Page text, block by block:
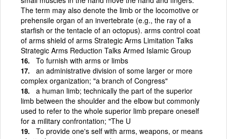
The term may also denote the limb or the locomotive or
prehensile organ of an invertebrate (e.g., the ray of a
starfish or the tentacle of an octopus). arms control coat
of arms shield of arms Strategic Arms Limitation Talks
Strategic Arms Reduction Talks Armed Islamic Group
To furnish with arms or limbs
an administrative division of some larger or more
complex organization; "a branch of Congress"
a human limb; technically the part of the superior
limb between the shoulder and the elbow but commonly
used to refer to the whole superior limb prepare oneself
for a military confrontation; "The U
To provide one's self with arms, weapons, or means